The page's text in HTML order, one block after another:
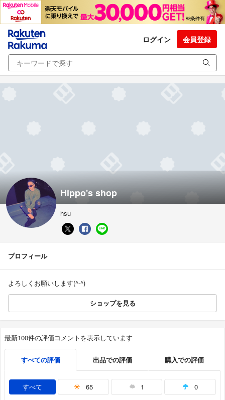
ログイン 会員登録
Hippo's shop
hsu
プロフィール
よろしくお願いします(^-^)
ショップを見る
最新100件の評価コメントを表示しています
すべての評価 出品での評価 購入での評価
すべて 65 1 0